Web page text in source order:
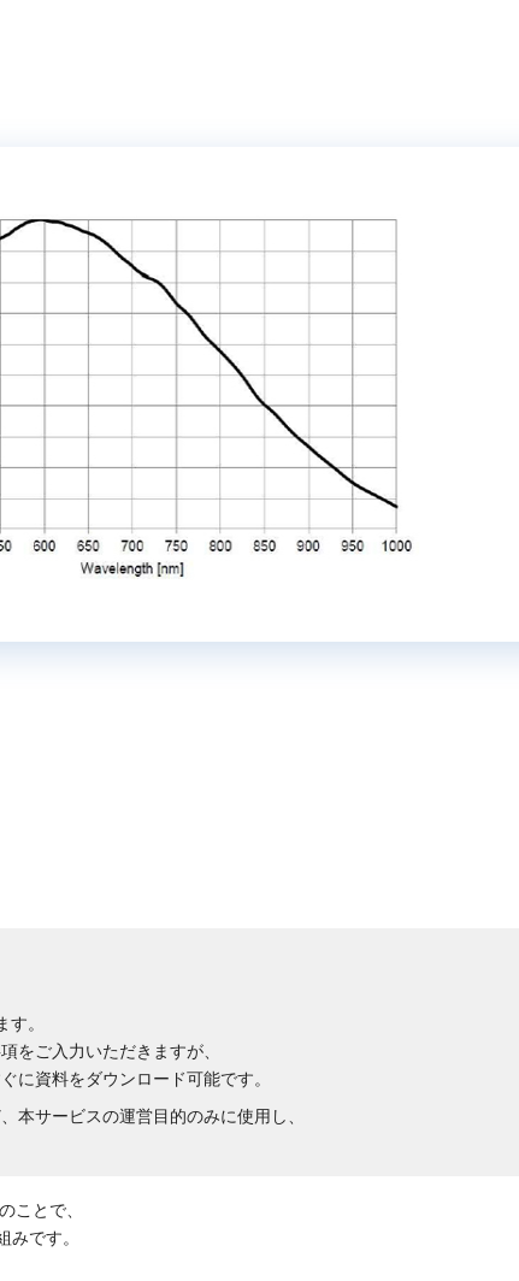
。
をご入力いただきますが、
に資料をダウンロード可能です。
サービスの運営目的のみに使用し、
とで、
です。